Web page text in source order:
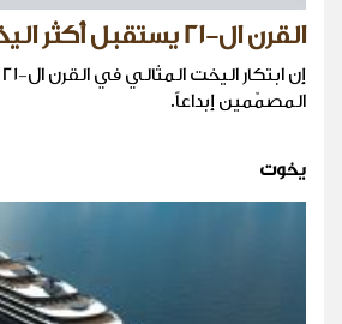
القرن ال-21 يستقبل أكثر اليخوت إبتكاراً
المصمّمين إبداعاً.
يخوت